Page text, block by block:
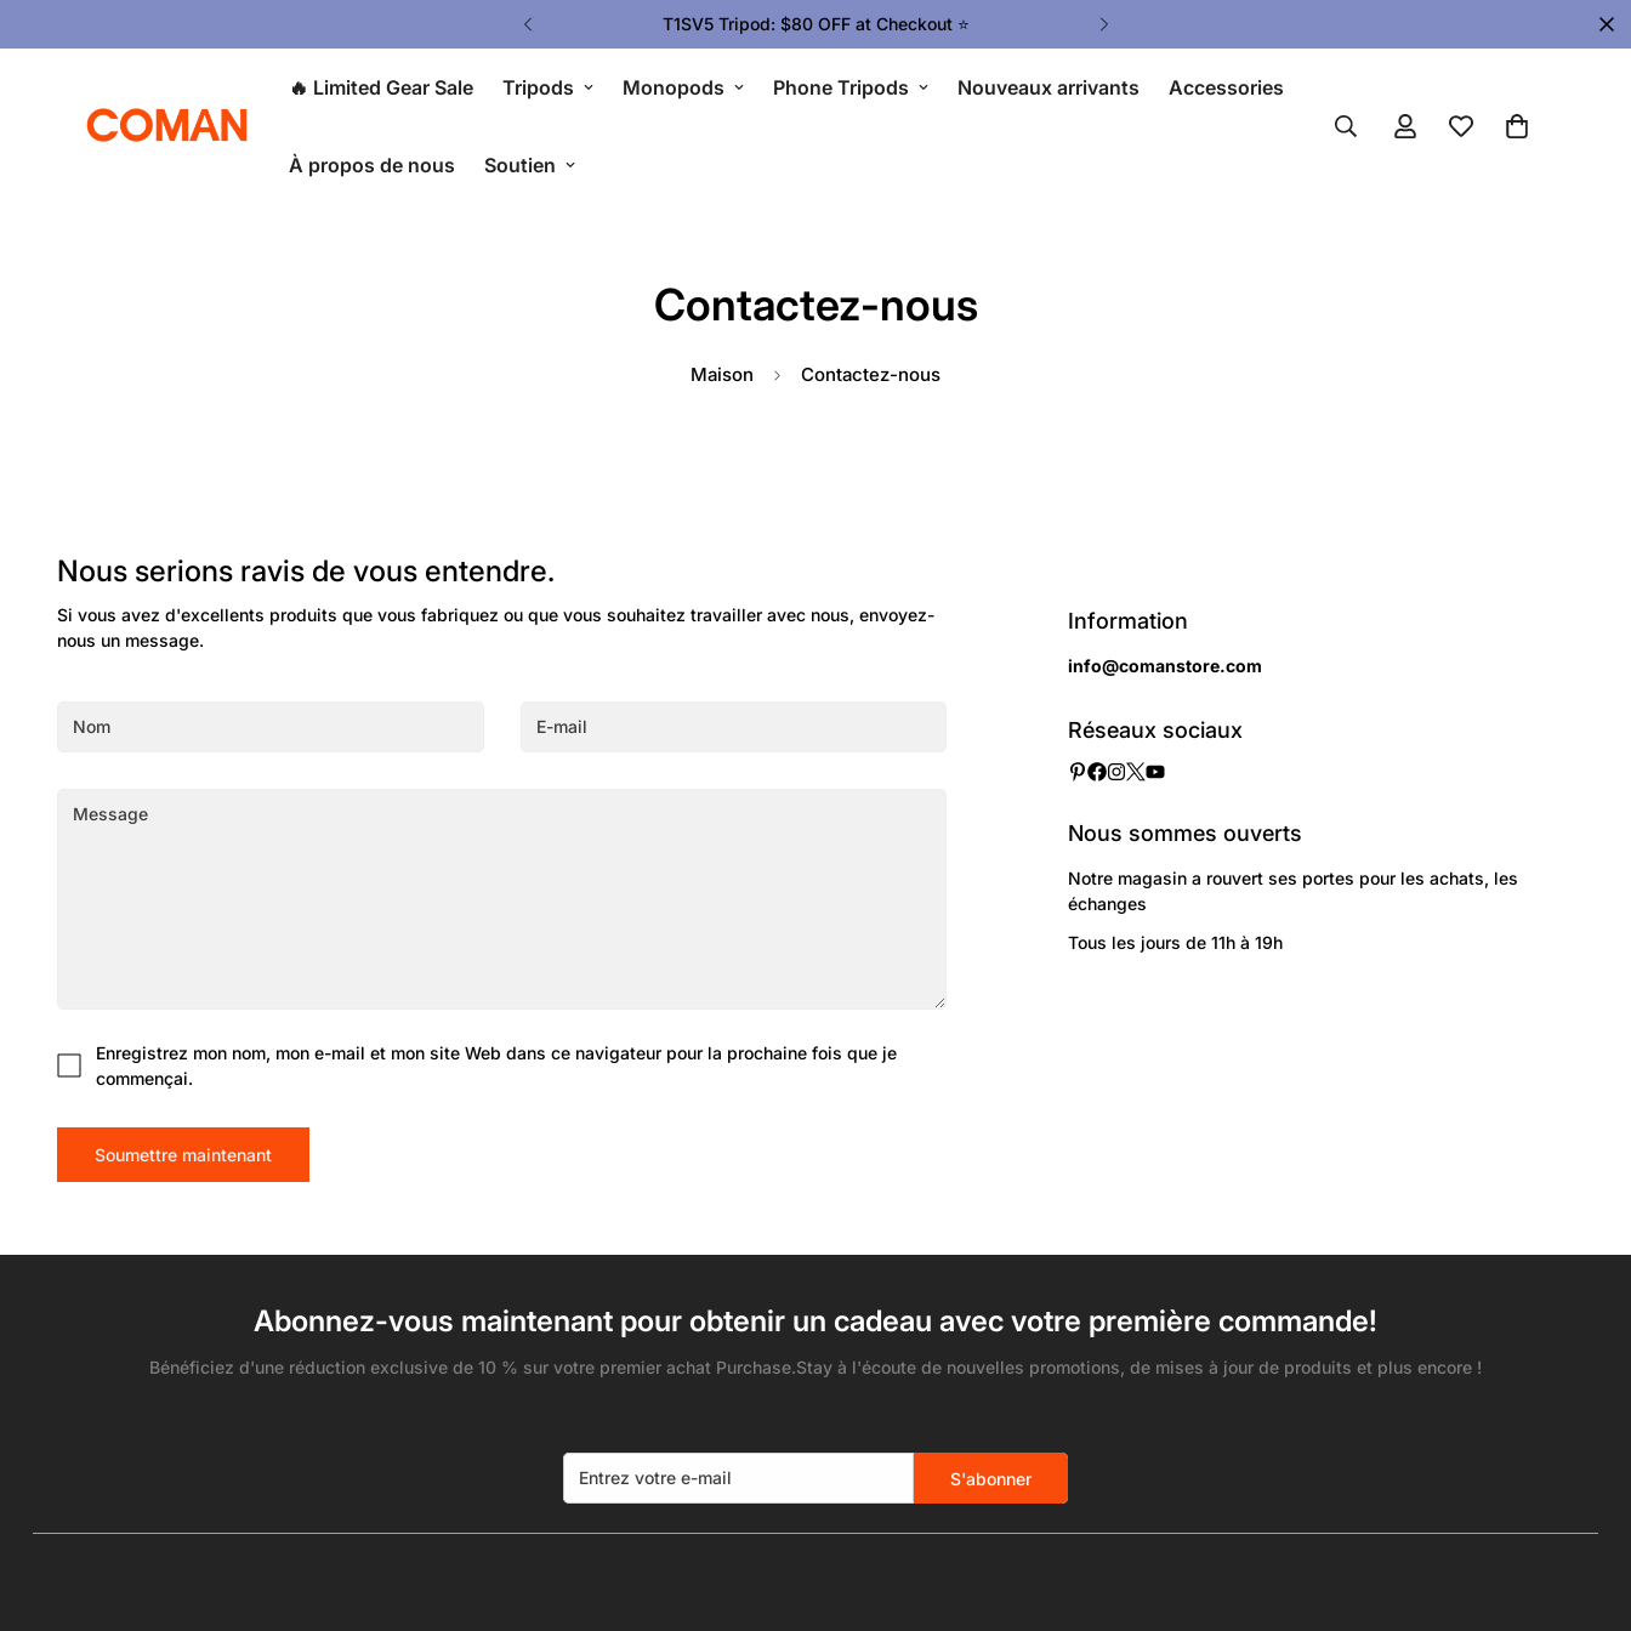
T1SV5 Tripod: $80 OFF at Checkout ⭐ Upgrade Your Gear Today !
🔥 Limited Gear Sale Tripods Monopods Phone Tripods Nouveaux arrivants Accessories
À propos de nous Soutien
Contactez-nous
Maison Contactez-nous
Nous serions ravis de vous entendre.
Si vous avez d'excellents produits que vous fabriquez ou que vous souhaitez travailler avec nous, envoyez-
nous un message.
Enregistrez mon nom, mon e-mail et mon site Web dans ce navigateur pour la prochaine fois que je
commençai.
Soumettre maintenant
Information
info@comanstore.com
Réseaux sociaux
Nous sommes ouverts
Notre magasin a rouvert ses portes pour les achats, les
échanges
Tous les jours de 11h à 19h
Abonnez-vous maintenant pour obtenir un cadeau avec votre première commande!
Bénéficiez d'une réduction exclusive de 10 % sur votre premier achat Purchase.Stay à l'écoute de nouvelles promotions, de mises à jour de produits et plus encore !
S'abonner
Confirmez votre âge
Avez-vous 18 ans ou plus?